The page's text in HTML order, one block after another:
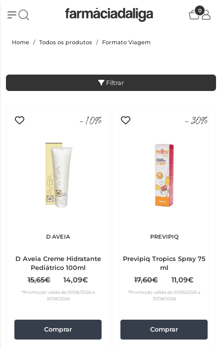
0
Home Todos os produtos Formato Viagem
Filtrar
-10%
D AVEIA
D Aveia Creme Hidratante
Pediátrico 100ml
15,65€ 14,09€
*Promoção válida de 01/08/2026 a
31/08/2026
Comprar
-30%
PREVIPIQ
Previpiq Tropics Spray 75
ml
17,60€ 11,09€
*Promoção válida de 01/06/2026 a
31/08/2026
Comprar